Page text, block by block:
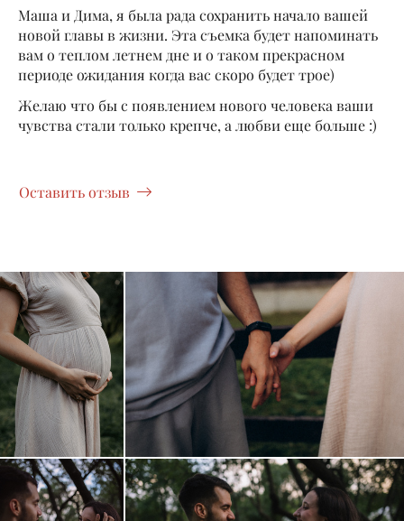
Маша и Дима, я была рада сохранить начало вашей
новой главы в жизни. Эта съемка будет напоминать
вам о теплом летнем дне и о таком прекрасном
периоде ожидания когда вас скоро будет трое)
Желаю что бы с появлением нового человека ваши
чувства стали только крепче, а любви еще больше :)
Оставить отзыв